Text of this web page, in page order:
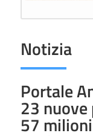
Notizia
Portale
23
57